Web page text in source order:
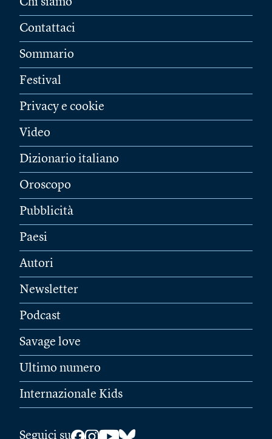
Chi siamo
Contattaci
Sommario
Festival
Privacy e cookie
Video
Dizionario italiano
Oroscopo
Pubblicità
Paesi
Autori
Newsletter
Podcast
Savage love
Ultimo numero
Internazionale Kids
Seguici su